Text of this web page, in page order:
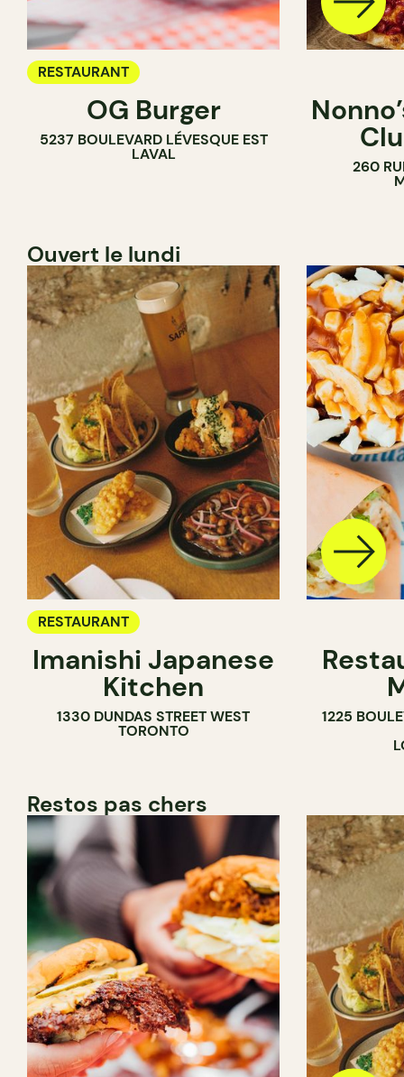
RESTAURANT
OG Burger
5237 BOULEVARD LÉVESQUE EST
LAVAL
260
Ouvert le lundi
RESTAURANT
Imanishi Japanese
Kitchen
1330 DUNDAS STREET WEST
TORONTO
1225
Restos pas chers